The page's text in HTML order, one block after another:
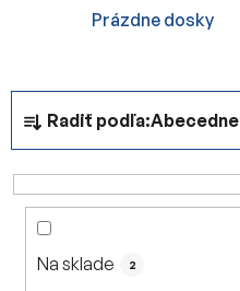
Prázdne dosky
R
d
e
n
Radiť podľa:Abecedne
Na sklade 2